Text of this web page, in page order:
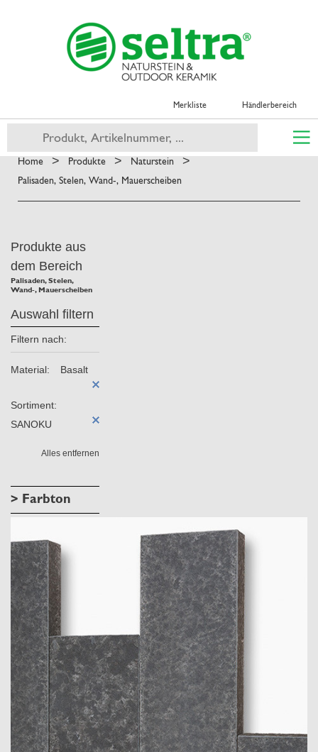
Merkliste Händlerbereich
Home > Produkte > Naturstein >
Palisaden, Stelen, Wand-, Mauerscheiben
Produkte aus
dem Bereich
Palisaden, Stelen,
Wand-, Mauerscheiben
Auswahl filtern
Filtern nach:
Material: Basalt
Sortiment:
SANOKU
Alles entfernen
> Farbton